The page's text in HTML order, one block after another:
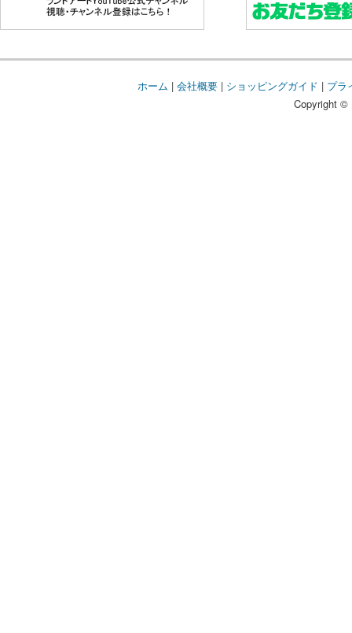
ホーム | 会社概要| ショッピングガイド | プラ
Copyright ©